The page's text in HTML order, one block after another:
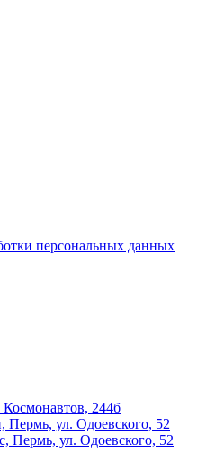
персональных данных
244б
Пермь, ул. Одоевского, 52
Пермь, ул. Одоевского, 52